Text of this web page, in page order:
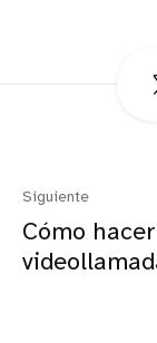
Siguiente
Cómo